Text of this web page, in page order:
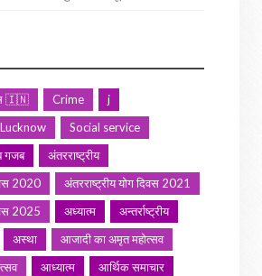
🇮🇳 Crime
j
Lucknow
Social service
गजब
अंतरराष्ट्रीय
2020
अंतरराष्ट्रीय योग दिवस 2021
2025
अध्यात्म
अन्तर्राष्ट्रीय
अस्था
आजादी का अमृत महोत्सव
आध्यात्म
आर्थिक समाचार